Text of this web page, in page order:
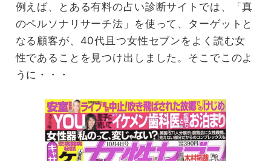
例えば、とある有料の占い診断サイトでは、「真
のペルソナリサーチ法」を使って、ターゲットと
なる顧客が、40代且つ女性セブンをよく読む女
性であることを見つけ出しました。そこでこのよ
うに・・・